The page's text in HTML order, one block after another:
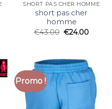
SHORT PAS CHER HOMME
short pas cher
homme
€43.00 €24.00
Promo !